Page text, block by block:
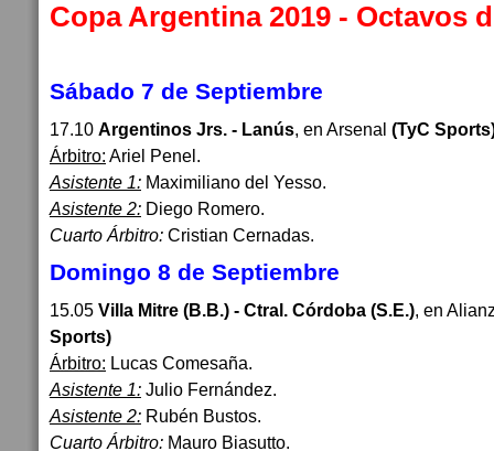
Copa Argentina 2019 - Octavos
Sábado 7 de Septiembre
17.10 Argentinos Jrs. - Lanús, en Arsenal (TyC
Árbitro: Ariel Penel.
Asistente 1: Maximiliano del Yesso.
Asistente 2: Diego Romero.
Cuarto Árbitro: Cristian Cernadas.
Domingo 8 de Septiembre
15.05 Villa Mitre (B.B.) - Ctral. Córdoba (S.E.), en
Sports)
Árbitro: Lucas Comesaña.
Asistente 1: Julio Fernández.
Asistente 2: Rubén Bustos.
Cuarto Árbitro: Mauro Biasutto.